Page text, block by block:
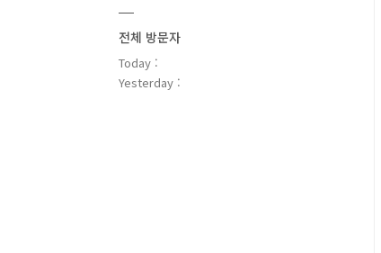
전체 방문자
Today :
Yesterday :